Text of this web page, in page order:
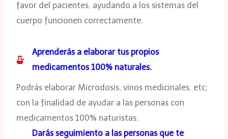
favor del pacientes, ayudando a los sistemas del
cuerpo funcionen correctamente.
Aprenderás a elaborar tus propios
medicamentos 100% naturales.
Podrás elaborar Microdosis, vinos medicinales, etc;
con la finalidad de ayudar a las personas con
medicamentos 100% naturistas.
Darás seguimiento a las personas que te